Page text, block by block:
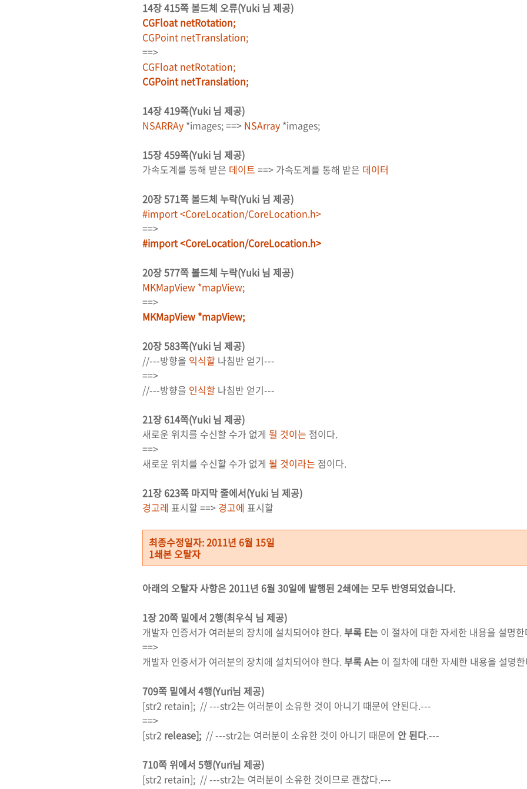
14장 415쪽 볼드체 오류(Yuki 님 제공)
CGFloat netRotation;
CGPoint netTranslation;
==>
CGFloat netRotation;
CGPoint netTranslation;
14장 419쪽(Yuki 님 제공)
NSARRAy *images; ==> NSArray *images;
15장 459쪽(Yuki 님 제공)
가속도계를 통해 받은 데이트 ==> 가속도계를 통해 받은 데이터
20장 571쪽 볼드체 누락(Yuki 님 제공)
#import <CoreLocation/CoreLocation.h>
==>
#import <CoreLocation/CoreLocation.h>
20장 577쪽 볼드체 누락(Yuki 님 제공)
MKMapView *mapView;
==>
MKMapView *mapView;
20장 583쪽(Yuki 님 제공)
//---방향을 익식할 나침반 얻기---
==>
//---방향을 인식할 나침반 얻기---
21장 614쪽(Yuki 님 제공)
새로운 위치를 수신할 수가 없게 될 것이는 점이다.
==>
새로운 위치를 수신할 수가 없게 될 것이라는 점이다.
21장 623쪽 마지막 줄에서(Yuki 님 제공)
경고레 표시할 ==> 경고에 표시할
최종수정일자: 2011년 6월 15일
1쇄본 오탈자
아래의 오탈자 사항은 2011년 6월 30일에 발행된 2쇄에는 모두 반영되었습니다.
1장 20쪽 밑에서 2행(최우식 님 제공)
개발자 인증서가 여러분의 장치에 설치되어야 한다.부록 E는 이 절차에 대한 자세한 내용을 설명
==>
개발자 인증서가 여러분의 장치에 설치되어야 한다.부록 A는 이 절차에 대한 자세한 내용을 설명
709쪽 밑에서 4행(Yuri님 제공)
[str2 retain]; // ---str2는 여러분이 소유한 것이 아니기 때문에 안된다.---
==>
[str2 release]; // ---str2는 여러분이 소유한 것이 아니기 때문에 안 된다.---
710쪽 위에서 5행(Yuri님 제공)
[str2 retain]; // ---str2는 여러분이 소유한 것이므로 괜찮다.---